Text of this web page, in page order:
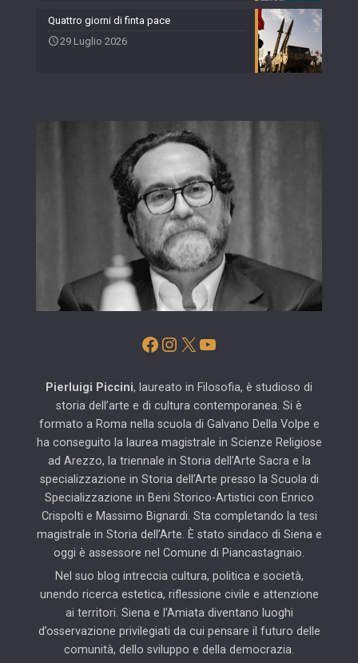
Quattro giorni di finta pace
29 Luglio 2026
Facebook
Instagram
X YouTube
Pierluigi Piccini, laureato in Filosofia, è studioso di
storia dell’arte e di cultura contemporanea. Si è
formato a Roma nella scuola di Galvano Della Volpe e
ha conseguito la laurea magistrale in Scienze Religiose
ad Arezzo, la triennale in Storia dell’Arte Sacra e la
specializzazione in Storia dell’Arte presso la Scuola di
Specializzazione in Beni Storico-Artistici con Enrico
Crispolti e Massimo Bignardi. Sta completando la tesi
magistrale in Storia dell’Arte. È stato sindaco di Siena e
oggi è assessore nel Comune di Piancastagnaio.
Nel suo blog intreccia cultura, politica e società,
unendo ricerca estetica, riflessione civile e attenzione
ai territori. Siena e l’Amiata diventano luoghi
d’osservazione privilegiati da cui pensare il futuro delle
comunità, dello sviluppo e della democrazia.